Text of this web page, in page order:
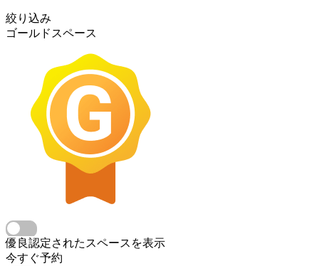
絞り込み
ゴールドスペース
優良認定されたスペースを表示
今すぐ予約